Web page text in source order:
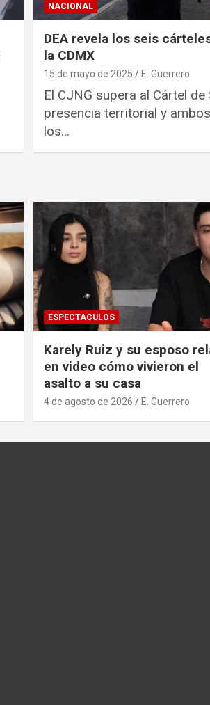
NACIONAL
DEA revela los seis
la CDMX
15 de mayo de 2025 E. Guerrero
El CJNG supera al Cártel de
presencia territorial y
los…
ESPECTACULOS
Karely Ruiz y su esposo
en video cómo vivieron el
asalto a su casa
4 de agosto de 2026 E. Guerrero